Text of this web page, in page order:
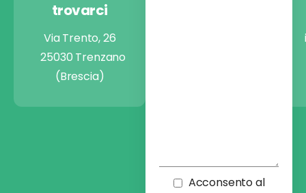
trovarci
Via Trento, 26
25030 Trenzano
(Brescia)
Acconsento al